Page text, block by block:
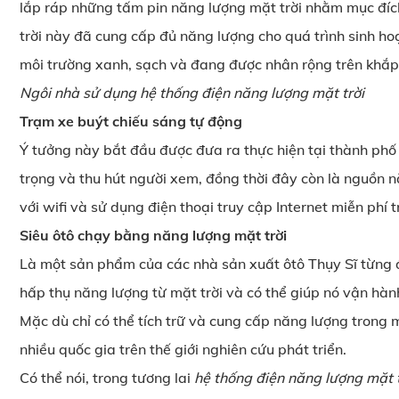
lắp ráp những tấm pin năng lượng mặt trời nhằm mục
trời này đã cung cấp đủ năng lượng cho quá trình sinh
môi trường xanh, sạch và đang được nhân rộng trên
Ngôi nhà sử dụng hệ thống điện năng lượng mặt trời
Trạm xe buýt chiếu sáng tự động
Ý tưởng này bắt đầu được đưa ra thực hiện tại thành
trọng và thu hút người xem, đồng thời đây còn là nguồn
với wifi và sử dụng điện thoại truy cập Internet miễn phí
Siêu ôtô chạy bằng năng lượng mặt trời
Là một sản phẩm của các nhà sản xuất ôtô Thụy Sĩ
hấp thụ năng lượng từ mặt trời và có thể giúp nó vận
Mặc dù chỉ có thể tích trữ và cung cấp năng lượng
nhiều quốc gia trên thế giới nghiên cứu phát triển.
Có thể nói, trong tương lai hệ thống điện năng lượng